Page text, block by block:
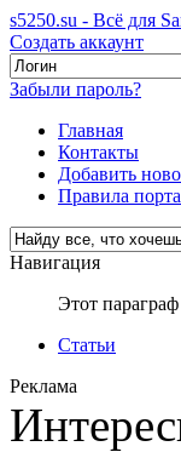
s5250.su - Всё для
Создать аккаунт
Забыли пароль?
Главная
Контакты
Добавить
Правила
Навигация
Этот
Статьи
Реклама